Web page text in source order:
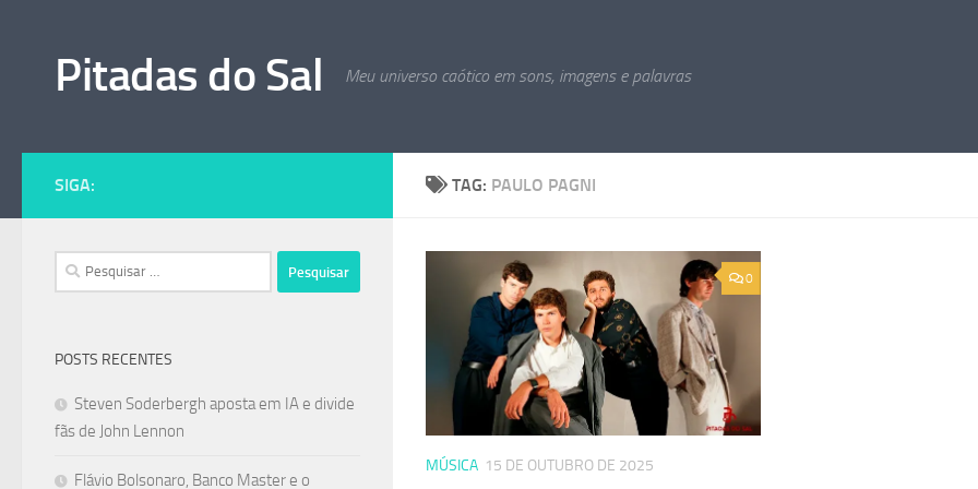
Pitadas do Sal Meu universo caótico em sons, imagens e palavras
TAG: PAULO PAGNI
0
MÚSICA 15 DE OUTUBRO DE 2025
SIGA:
Pesquisar
por:
POSTS RECENTES
Steven Soderbergh aposta em IA e divide
fãs de John Lennon
Flávio Bolsonaro, Banco Master e o